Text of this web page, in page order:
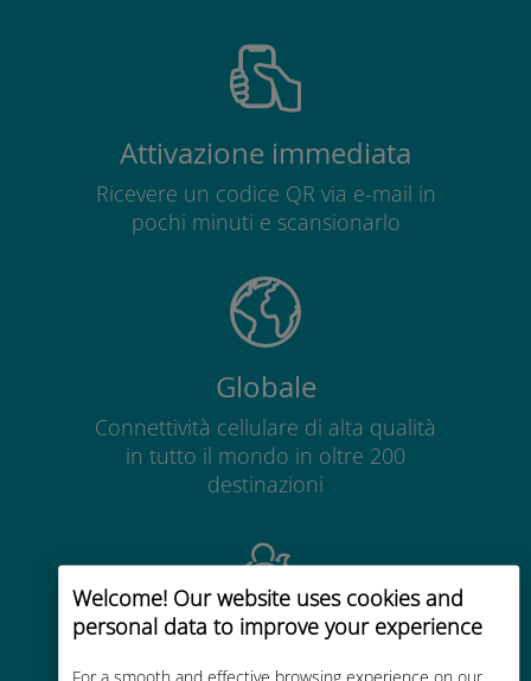
Welcome! Our website uses cookies and
personal data to improve your experience
For a smooth and effective browsing experience on our
Attivazione immediata
Ricevere un codice QR via e-mail in
pochi minuti e scansionarlo
Globale
Connettività cellulare di alta qualità
in tutto il mondo in oltre 200
destinazioni
Economico